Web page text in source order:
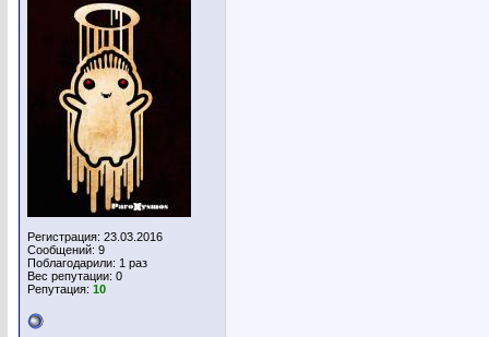
Регистрация: 23.03.2016
Сообщений: 9
Поблагодарили: 1 раз
Вес репутации: 0
Репутация: 10